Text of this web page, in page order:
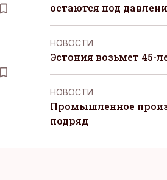
остаются под
НОВОСТИ
Эстония возьмет 45-
НОВОСТИ
Промышленное
подряд